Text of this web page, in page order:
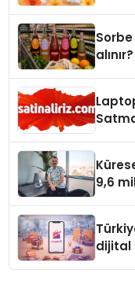
alınır?
9,6
dijital